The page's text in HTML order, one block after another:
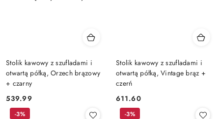
Stolik kawowy z szufladami i
otwartą półką, Orzech brązowy
+ czarny
Cena:
539.99
Stolik kawowy z szufladami i
otwartą półką, Vintage brąz +
czerń
Cena:
611.60
-3% -3%